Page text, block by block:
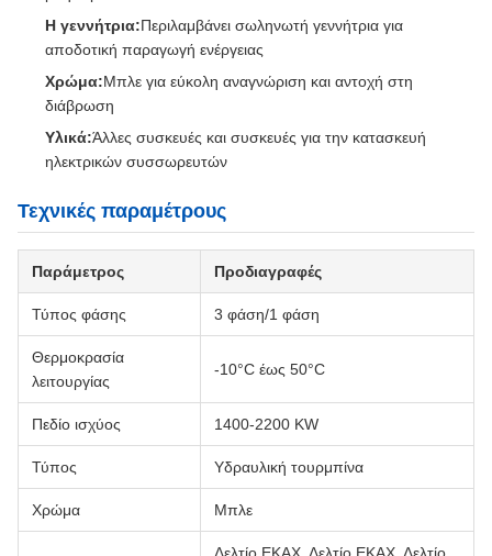
Η γεννήτρια:Περιλαμβάνει σωληνωτή γεννήτρια για
αποδοτική παραγωγή ενέργειας
Χρώμα:Μπλε για εύκολη αναγνώριση και αντοχή στη
διάβρωση
Υλικά:Άλλες συσκευές και συσκευές για την κατασκευή
ηλεκτρικών συσσωρευτών
Τεχνικές παραμέτρους
Παράμετρος Προδιαγραφές
Τύπος φάσης 3 φάση/1 φάση
Θερμοκρασία
λειτουργίας
-10°C έως 50°C
Πεδίο ισχύος 1400-2200 KW
Τύπος Υδραυλική τουρμπίνα
Χρώμα Μπλε